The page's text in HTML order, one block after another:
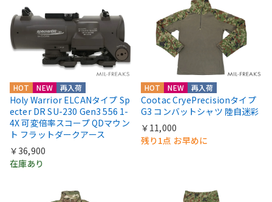
HOT NEW 再入荷
Holy Warrior ELCANタイプ Sp
ecter DR SU-230 Gen3 556 1-
4X 可変倍率スコープ QDマウン
ト フラットダークアース
￥36,900
在庫あり
HOT NEW 再入荷
Cootac CryePrecisionタイプ
G3 コンバットシャツ 陸自迷彩
￥11,000
残り1点 お早めに